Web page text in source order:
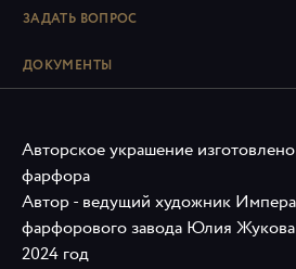
ЗАДАТЬ ВОПРОС
ДОКУМЕНТЫ
Авторское украшение
фарфора
Автор - ведущий художник
фарфорового завода Юлия Жукова
2024 год